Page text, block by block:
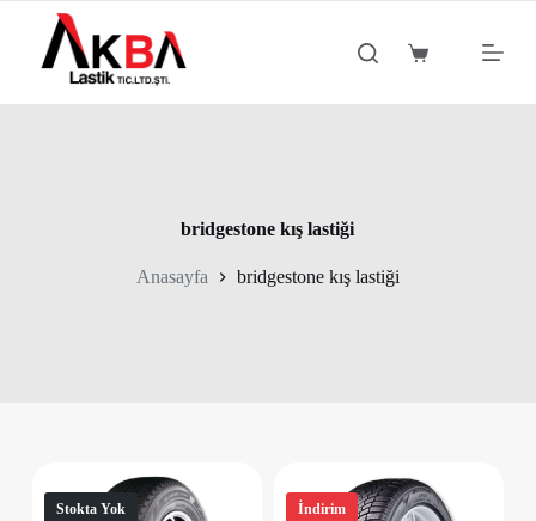
Shopping
bridgestone kış lastiği
Anasayfa bridgestone kış lastiği
Stokta Yok İndirim